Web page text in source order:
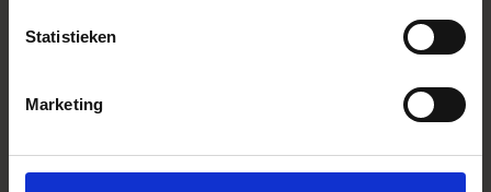
Statistieken
Marketing
Youtube Channel
https://www.youtube.com/channel/